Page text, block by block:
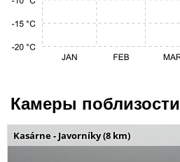
Камеры поблизости
Kasárne - Javorníky (8 km)